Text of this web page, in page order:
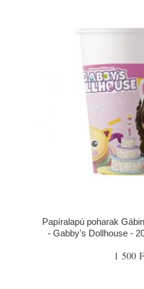
Papíralapú poharak
- Gabby's Dollhouse -
1 500